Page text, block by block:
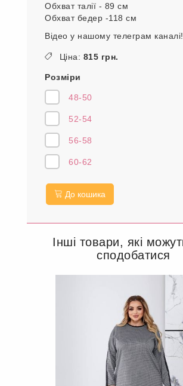
Обхват талії - 89 см
Обхват бедер -118 см
Відео у нашому телеграм каналі!
Ціна: 815 грн.
Розміри
48-50
52-54
56-58
60-62
До кошика
Інші товари, які
сподобатися